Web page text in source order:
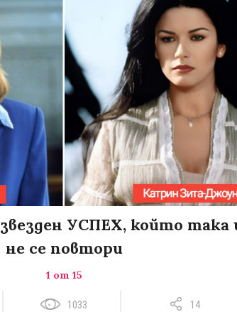
УСПЕХ, който така
не се повтори
1 от 15
1033 14